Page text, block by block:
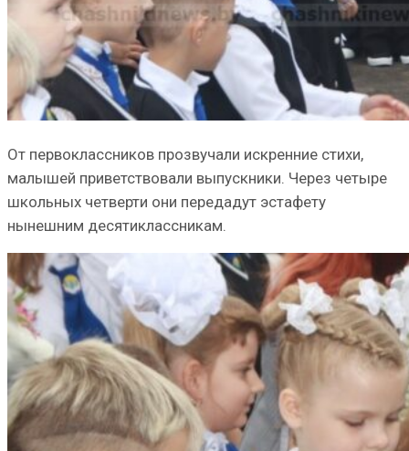
От первоклассников прозвучали искренние стихи,
малышей приветствовали выпускники. Через четыре
школьных четверти они передадут эстафету
нынешним десятиклассникам.